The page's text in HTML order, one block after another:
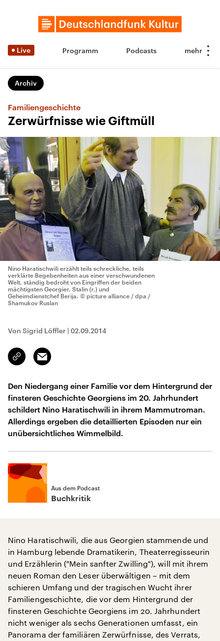
Live Programm Podcasts
Archiv
Familiengeschichte
Zerwürfnisse wie Giftmüll
Nino Haratischwili erzählt teils schreckliche, teils
verklärte Begebenheiten aus einer verschwundenen
Welt, ständig bedroht von Eingriffen der beiden
mächtigsten Georgier, Stalin (r.) und
Geheimdienstchef Berija. © picture alliance / dpa /
Shamukov Ruslan
Von Sigrid Löffler | 02.09.2014
Link
kopieren/teilen
Email
Den Niedergang einer Familie vor dem Hintergrund der
finsteren Geschichte Georgiens im 20. Jahrhundert
schildert Nino Haratischwili in ihrem Mammutroman.
Allerdings ergeben die detaillierten Episoden nur ein
unübersichtliches Wimmelbild.
Aus dem Podcast
Buchkritik
Nino Haratischwili, die aus Georgien stammende und
in Hamburg lebende Dramatikerin, Theaterregisseurin
und Erzählerin ("Mein sanfter Zwilling"), will mit ihrem
neuen Roman den Leser überwältigen – mit dem
schieren Umfang und der tragischen Wucht ihrer
Familiengeschichte, die vor dem Hintergrund der
finsteren Geschichte Georgiens im 20. Jahrhundert
nicht weniger als sechs Generationen umfasst, ein
Panorama der familiären Zerwürfnisse, des Verrats,